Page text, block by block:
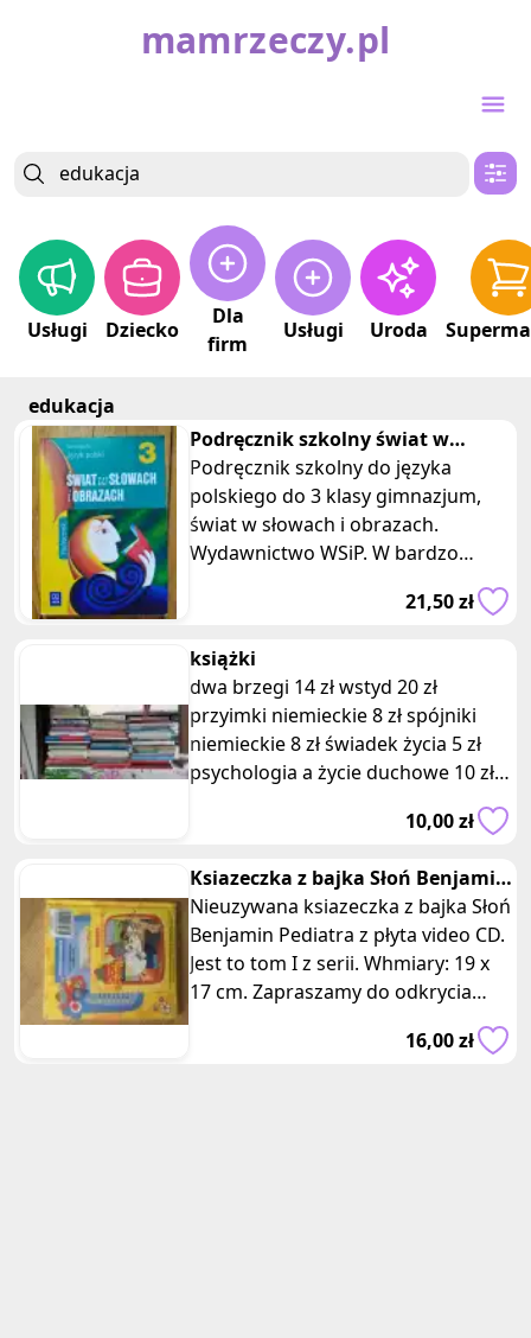
mamrzeczy.pl
Usługi Dziecko
Dla
firm
Usługi Uroda
edukacja
Podręcznik szkolny świat w
słowach i obrazach 3 język polski
Podręcznik szkolny do języka
polskiego do 3 klasy gimnazjum,
świat w słowach i obrazach.
Wydawnictwo WSiP. W bardzo
dobrym stanie, czysty, niepopisana.
21,50 zł
książki
dwa brzegi 14 zł wstyd 20 zł
przyimki niemieckie 8 zł spójniki
niemieckie 8 zł świadek życia 5 zł
psychologia a życie duchowe 10 zł
10,00 zł
Ksiazeczka z bajka Słoń Benjamin
Pediatra z płyta CD tom I
Nieuzywana ksiazeczka z bajka Słoń
Benjamin Pediatra z płyta video CD.
Jest to tom I z serii. Whmiary: 19 x
17 cm. Zapraszamy do odkrycia
16,00 zł